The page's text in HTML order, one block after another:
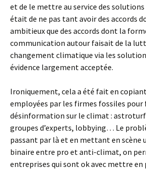
et de le mettre au service des solutions
était de ne pas tant avoir des accords
ambitieux que des accords dont la
communication autour faisait de la
changement climatique via les
évidence largement acceptée.
Ironiquement, cela a été fait en
employées par les firmes fossiles pour
désinformation sur le climat :
groupes d’experts, lobbying… Le
passant par là et en mettant en scène
binaire entre pro et anti-climat, on
entreprises qui sont ok avec mettre en